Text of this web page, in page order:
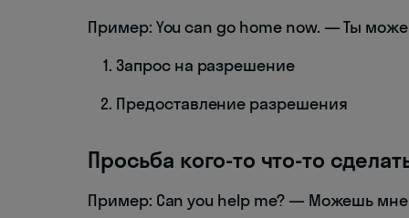
Пример: You can go home now. — Ты
Запрос на разрешение
Предоставление разрешения
Просьба кого-то что-то
Пример: Can you help me? — Можешь